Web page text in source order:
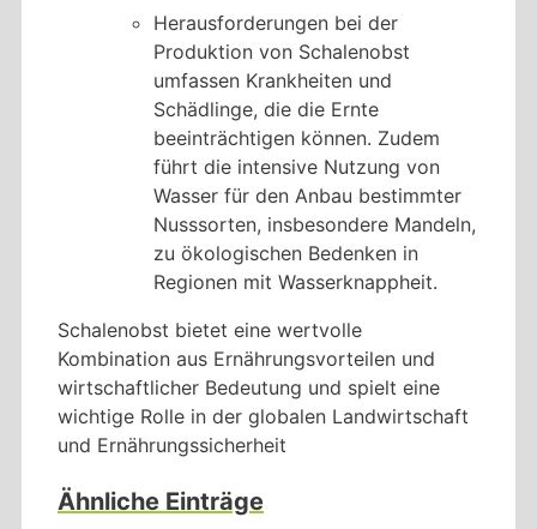
Herausforderungen bei der
Produktion von Schalenobst
umfassen Krankheiten und
Schädlinge, die die Ernte
beeinträchtigen können. Zudem
führt die intensive Nutzung von
Wasser für den Anbau bestimmter
Nusssorten, insbesondere Mandeln,
zu ökologischen Bedenken in
Regionen mit Wasserknappheit.
Schalenobst bietet eine wertvolle
Kombination aus Ernährungsvorteilen und
wirtschaftlicher Bedeutung und spielt eine
wichtige Rolle in der globalen Landwirtschaft
und Ernährungssicherheit
Ähnliche Einträge